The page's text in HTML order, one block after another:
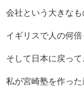
会社という大きなも
イギリスで人の何倍
そして日本に戻って
私が宮崎塾を作った